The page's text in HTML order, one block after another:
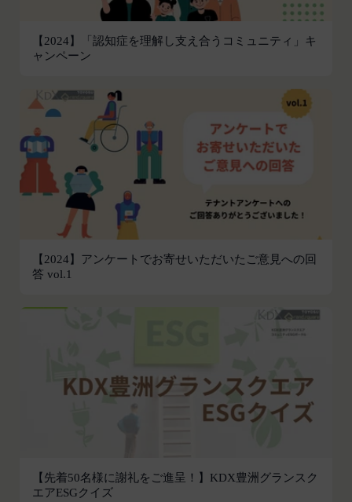
【2024】「認知症を理解し支え合うコミュニティ」キ
ャンペーン
【2024】アンケートでお寄せいただいたご意見への回
答 vol.1
【先着50名様に謝礼をご進呈！】KDX豊洲グランスク
エアESGクイズ
をまとめて「提供物」といいます。）に関する知的
財産権等の権利は、従前どおり会員が保持するもの
とし、当社がかかる権利を取得することはありませ
前項にかかわらず、会員は当社に対し、提供物に関
し、無償、地域無限定、非独占的、サブライセンス
可能かつ譲渡可能な使用、複製、配布、派生著作物
の作成、表示および実行（以下「使用等」といいま
す。）に関する権利を付与するものとします。
会員は、提供物について、自らが使用等についての
適法な権利を有していることおよび提供物が第三者
の権利を侵害していないことについて保証するもの
とします。
会員は、当社および当社から提供物の権利を承継し
格権を行使しないことをあらかじめ承諾するものと
電子メールの送信、当社ウェブサイト上における掲
示その他当社が適当と認める方法により会員に通知
当社は、前項に定める通知を書面の送付、電子メー
ルの送信によって行う場合、会員が申込時（変更手